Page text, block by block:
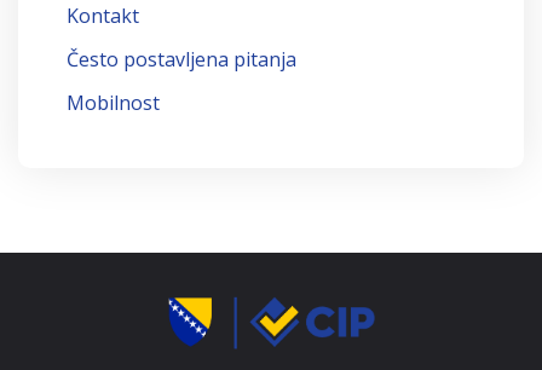
Kontakt
Često postavljena pitanja
Mobilnost